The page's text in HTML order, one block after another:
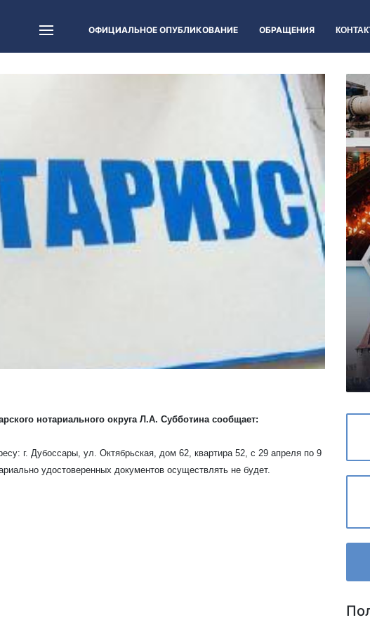
ОФИЦИАЛЬНОЕ ОПУБЛИКОВАНИЕ ОБРАЩЕНИЯ
нотариального округа Л.А. Субботина сообщает:
г. Дубоссары, ул. Октябрьская, дом 62, квартира 52, с 29 апреля по 9
удостоверенных документов осуществлять не будет.